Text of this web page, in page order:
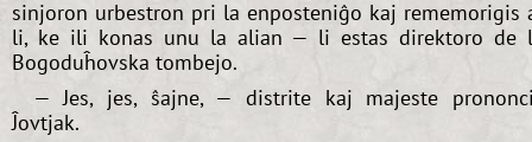
sinjoron urbestron pri la enposteniĝo kaj rememorigis
li, ke ili konas unu la alian — li estas direktoro de
Bogoduĥovska tombejo.
— Jes, jes, ŝajne, — distrite kaj majeste
Ĵovtjak.